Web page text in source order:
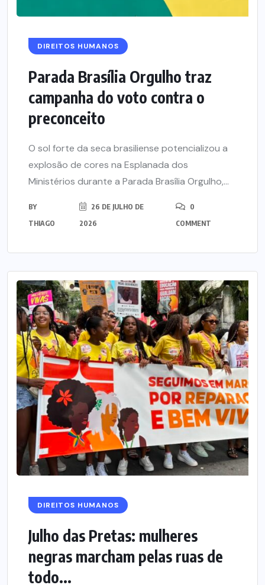
DIREITOS HUMANOS
Parada Brasília Orgulho traz
campanha do voto contra o
preconceito
O sol forte da seca brasiliense potencializou a
explosão de cores na Esplanada dos
Ministérios durante a Parada Brasília Orgulho,...
BY
THIAGO
26 DE JULHO DE
2026
0
COMMENT
DIREITOS HUMANOS
Julho das Pretas: mulheres
negras marcham pelas ruas de
todo...